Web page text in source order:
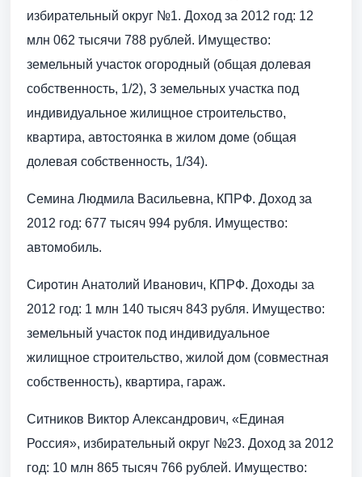
избирательный округ №1. Доход за 2012 год: 12
млн 062 тысячи 788 рублей. Имущество:
земельный участок огородный (общая долевая
собственность, 1/2), 3 земельных участка под
индивидуальное жилищное строительство,
квартира, автостоянка в жилом доме (общая
долевая собственность, 1/34).
Семина Людмила Васильевна, КПРФ. Доход за
2012 год: 677 тысяч 994 рубля. Имущество:
автомобиль.
Сиротин Анатолий Иванович, КПРФ. Доходы за
2012 год: 1 млн 140 тысяч 843 рубля. Имущество:
земельный участок под индивидуальное
жилищное строительство, жилой дом (совместная
собственность), квартира, гараж.
Ситников Виктор Александрович, «Единая
Россия», избирательный округ №23. Доход за 2012
год: 10 млн 865 тысяч 766 рублей. Имущество: